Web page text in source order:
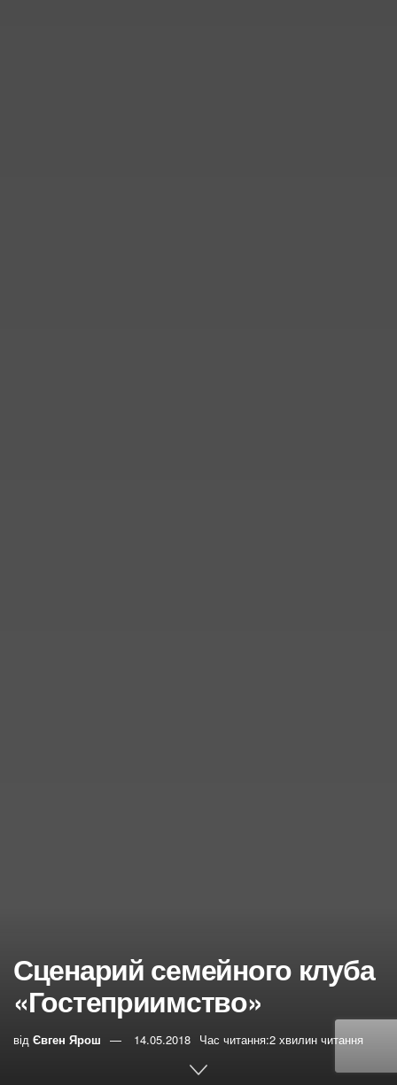
Сценарий семейного клуба
«Гостеприимство»
від Євген Ярош 14.05.2018 Час читання:2 хвилин читання